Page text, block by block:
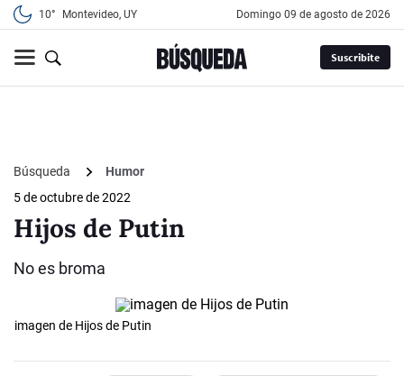
10° Montevideo, UY domingo 09 de agosto de 2026
Suscribite
Búsqueda
Humor
5 de octubre de 2022
Hijos de Putin
No es broma
imagen de Hijos de Putin